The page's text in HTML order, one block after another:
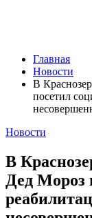
Главная
Новости
В
посетил
Новости
В
Дед Мороз